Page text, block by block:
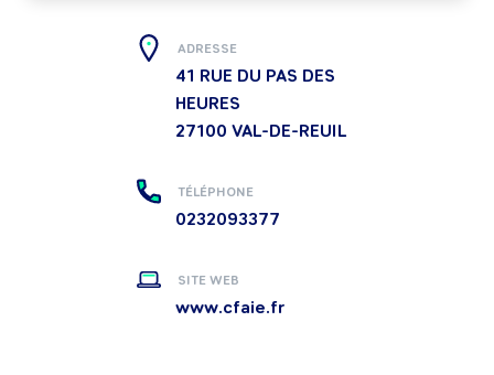
ADRESSE
41 RUE DU PAS DES
HEURES
27100 VAL-DE-REUIL
TÉLÉPHONE
0232093377
SITE WEB
www.cfaie.fr